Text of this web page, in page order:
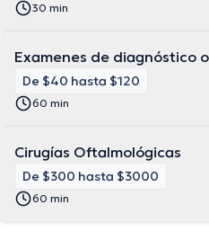
30 min
Examenes de diagnóstico
De $40 hasta $120
60 min
Cirugías Oftalmológicas
De $300 hasta $3000
60 min